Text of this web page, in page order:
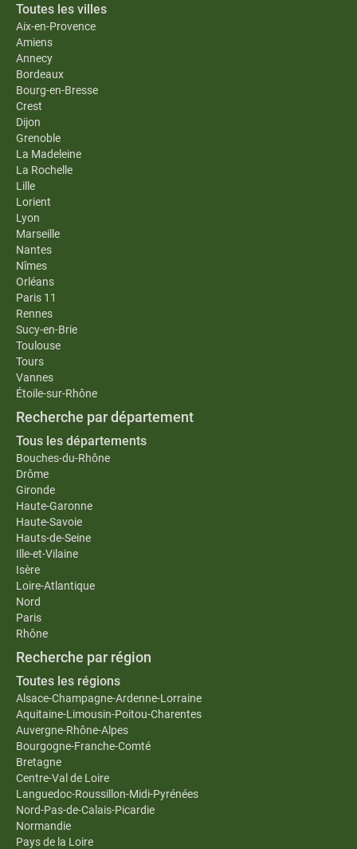
Toutes les villes
Aix-en-Provence
Amiens
Annecy
Bordeaux
Bourg-en-Bresse
Crest
Dijon
Grenoble
La Madeleine
La Rochelle
Lille
Lorient
Lyon
Marseille
Nantes
Nîmes
Orléans
Paris 11
Rennes
Sucy-en-Brie
Toulouse
Tours
Vannes
Étoile-sur-Rhône
Recherche par département
Tous les départements
Bouches-du-Rhône
Drôme
Gironde
Haute-Garonne
Haute-Savoie
Hauts-de-Seine
Ille-et-Vilaine
Isère
Loire-Atlantique
Nord
Paris
Rhône
Recherche par région
Toutes les régions
Alsace-Champagne-Ardenne-Lorraine
Aquitaine-Limousin-Poitou-Charentes
Auvergne-Rhône-Alpes
Bourgogne-Franche-Comté
Bretagne
Centre-Val de Loire
Languedoc-Roussillon-Midi-Pyrénées
Nord-Pas-de-Calais-Picardie
Normandie
Pays de la Loire